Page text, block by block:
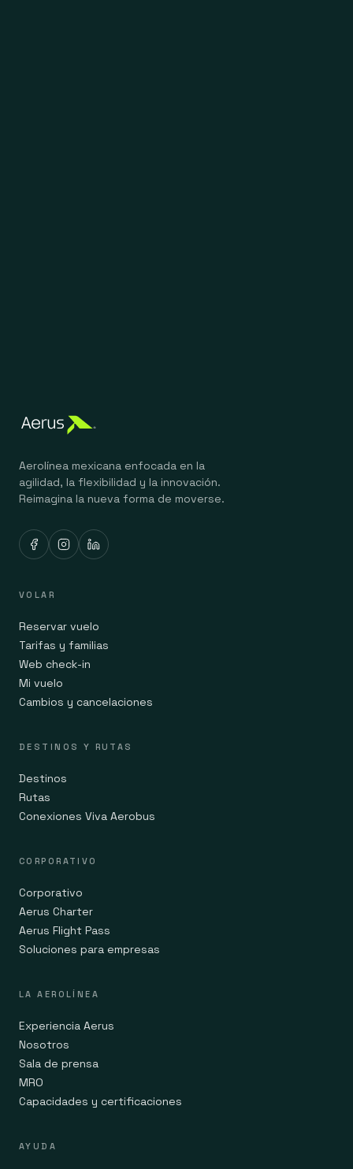
Aerolínea mexicana enfocada en la
agilidad, la flexibilidad y la innovación.
Reimagina la nueva forma de moverse.
VOLAR
Reservar vuelo
Tarifas y familias
Web check-in
Mi vuelo
Cambios y cancelaciones
DESTINOS Y RUTAS
Destinos
Rutas
Conexiones Viva Aerobus
CORPORATIVO
Corporativo
Aerus Charter
Aerus Flight Pass
Soluciones para empresas
LA AEROLÍNEA
Experiencia Aerus
Nosotros
Sala de prensa
MRO
Capacidades y certificaciones
AYUDA